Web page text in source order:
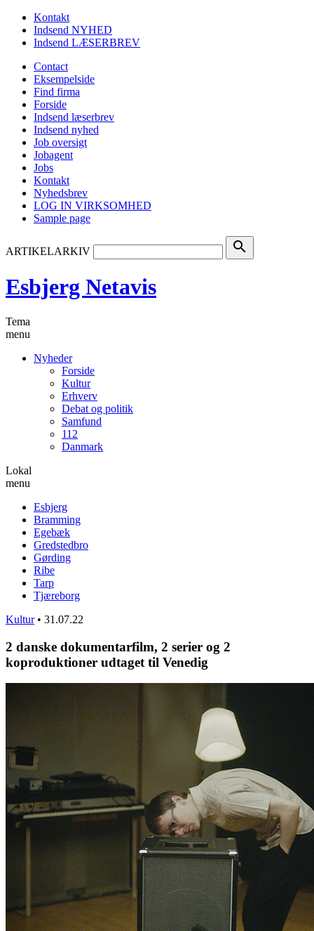
Kontakt
Indsend NYHED
Indsend LÆSERBREV
Contact
Eksempelside
Find firma
Forside
Indsend læserbrev
Indsend nyhed
Job oversigt
Jobagent
Jobs
Kontakt
Nyhedsbrev
LOG IN VIRKSOMHED
Sample page
ARTIKELARKIV search
Esbjerg Netavis
Tema
menu
Nyheder
Forside
Kultur
Erhverv
Debat og politik
Samfund
112
Danmark
Lokal
menu
Esbjerg
Bramming
Egebæk
Gredstedbro
Gørding
Ribe
Tarp
Tjæreborg
Kultur • 31.07.22
2 danske dokumentarfilm, 2 serier og 2
koproduktioner udtaget til Venedig